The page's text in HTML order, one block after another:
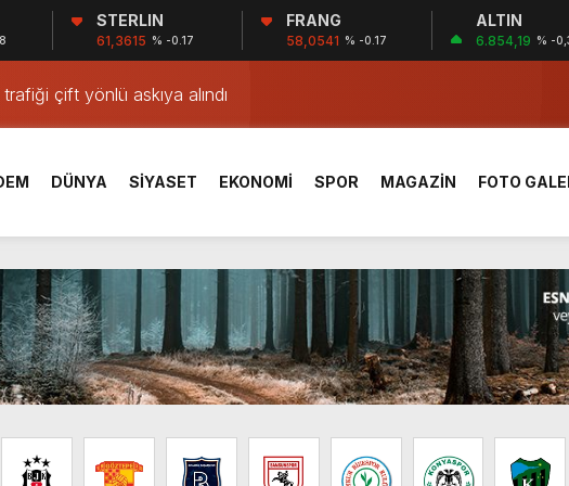
STERLIN
61,3615 % -0.17
FRANG
58,0541 % -0.17
ALTIN
6.854,19 % -
İHANET ŞEBEKESİ: DR. NİHAT URUÇ VE SEMİH İŞİTME
Sİ-SER İŞİTME MERKEZLERİ VE MODERN UMUT TACİRLİĞİ
çift yönlü askıya alındı
çift yönlü askıya alındı
Bulundu, Damat Gözaltında
Büyükşehir Belediyesi'ne operasyon! 34 kişi hakkında gözaltı
gelini Zuhal Böcek gözaltına alındı
saat verdi… Gök gürültülü sağanak geliyor! 5 gün boyunca
Ele Geçirildi: 2 Kişi Gözaltı
İHANET ŞEBEKESİ: DR. NİHAT URUÇ VE SEMİH İŞİTME
DÜNYA SİYASET EKONOMİ SPOR MAGAZİN FOTO